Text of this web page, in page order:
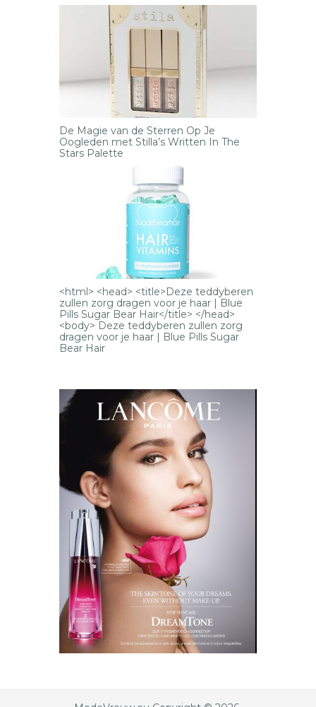
De Magie van de Sterren Op Je
Oogleden met Stilla’s Written In The
Stars Palette
<html> <head> <title>Deze teddyberen
zullen zorg dragen voor je haar | Blue
Pills Sugar Bear Hair</title> </head>
<body> Deze teddyberen zullen zorg
dragen voor je haar | Blue Pills Sugar
Bear Hair